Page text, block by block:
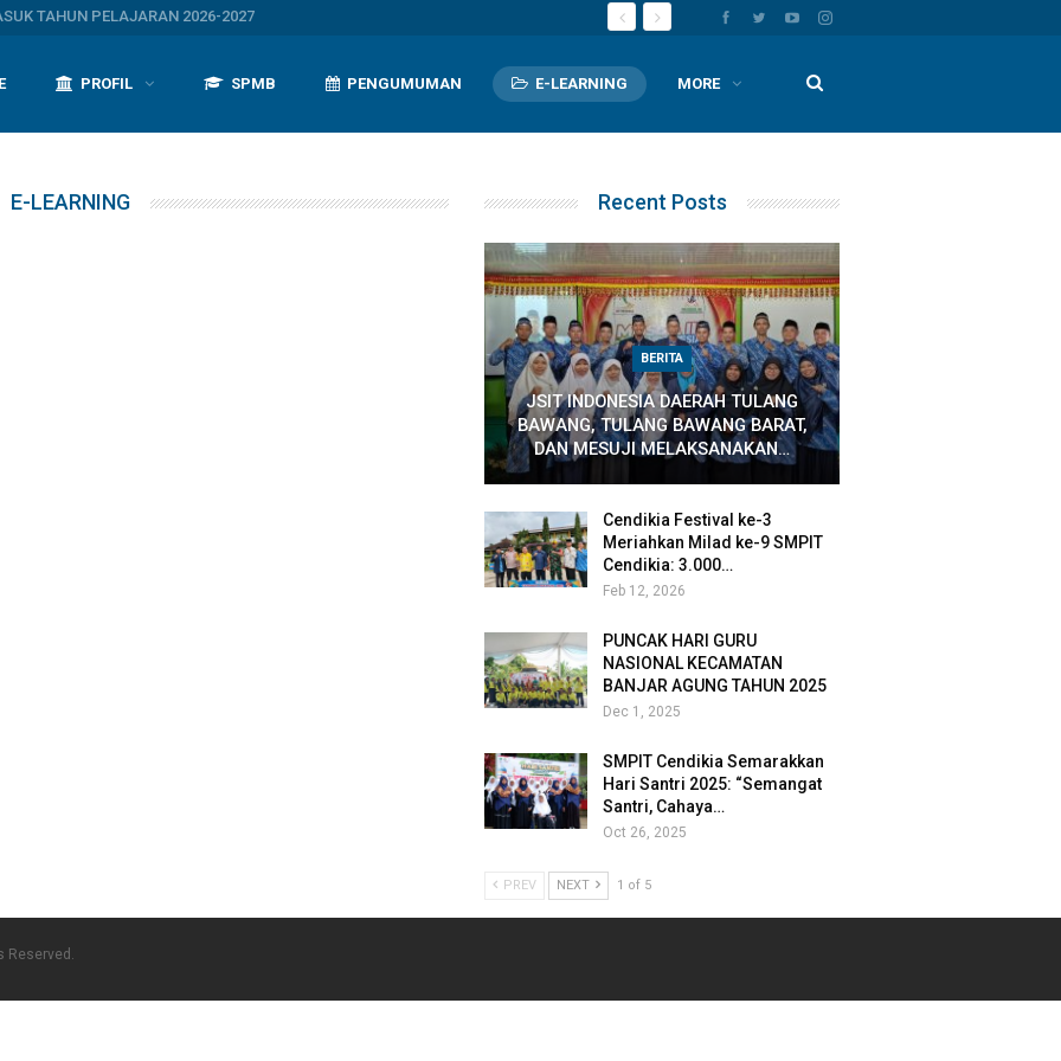
TAHUN PELAJARAN 2026-2027
PROFIL SPMB PENGUMUMAN E-LEARNING MORE
E-LEARNING Recent Posts
BERITA
JSIT INDONESIA DAERAH TULANG
BAWANG, TULANG BAWANG BARAT,
DAN MESUJI MELAKSANAKAN…
Cendikia Festival ke-3
Meriahkan Milad ke-9 SMPIT
Cendikia: 3.000…
Feb 12, 2026
PUNCAK HARI GURU
NASIONAL KECAMATAN
BANJAR AGUNG TAHUN 2025
Dec 1, 2025
SMPIT Cendikia Semarakkan
Hari Santri 2025: “Semangat
Santri, Cahaya…
Oct 26, 2025
PREV NEXT 1 of 5
Reserved.